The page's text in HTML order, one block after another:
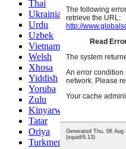
Thai
Ukrainian
Urdu
Uzbek
Vietnamese
Welsh
Xhosa
Yiddish
Yoruba
Zulu
Kinyarwanda
Tatar
Oriya
Turkmen